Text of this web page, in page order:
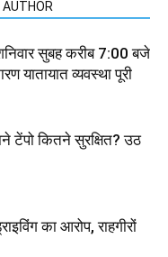
AUTHOR
सुबह करीब 7:00 बजे
यातायात व्यवस्था पूरी
टेंपो कितने सुरक्षित? उठ
का आरोप, राहगीरों